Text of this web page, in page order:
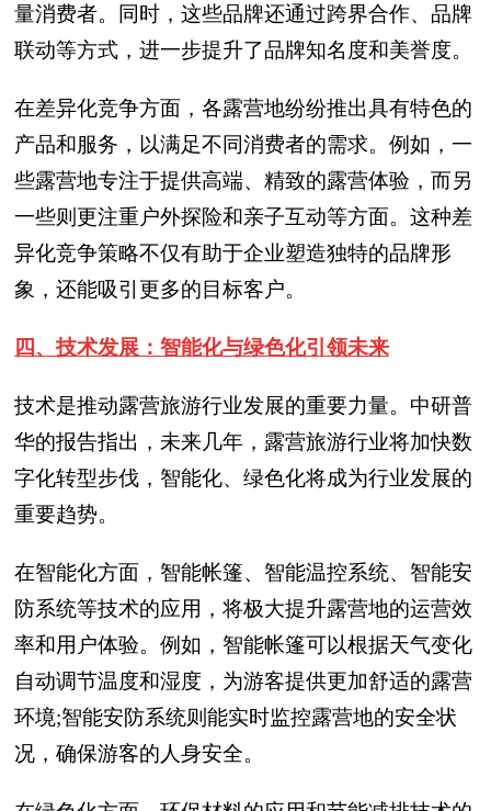
量消费者。同时，这些品牌还通过跨界合作、品牌
联动等方式，进一步提升了品牌知名度和美誉度。
在差异化竞争方面，各露营地纷纷推出具有特色的
产品和服务，以满足不同消费者的需求。例如，一
些露营地专注于提供高端、精致的露营体验，而另
一些则更注重户外探险和亲子互动等方面。这种差
异化竞争策略不仅有助于企业塑造独特的品牌形
象，还能吸引更多的目标客户。
四、技术发展：智能化与绿色化引领未来
技术是推动露营旅游行业发展的重要力量。中研普
华的报告指出，未来几年，露营旅游行业将加快数
字化转型步伐，智能化、绿色化将成为行业发展的
重要趋势。
在智能化方面，智能帐篷、智能温控系统、智能安
防系统等技术的应用，将极大提升露营地的运营效
率和用户体验。例如，智能帐篷可以根据天气变化
自动调节温度和湿度，为游客提供更加舒适的露营
环境;智能安防系统则能实时监控露营地的安全状
况，确保游客的人身安全。